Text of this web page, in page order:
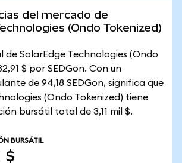
del mercado de
(Ondo Tokenized)
de SolarEdge Technologies (Ondo
$ por SEDGon. Con un
de 94,18 SEDGon, significa que
(Ondo Tokenized) tiene
bursátil total de 3,11 mil $.
BURSÁTIL
$